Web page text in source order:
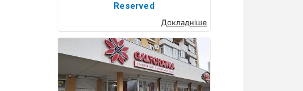
Reserved
Докладніше